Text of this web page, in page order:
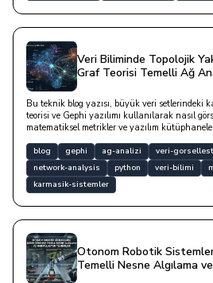
Veri Biliminde Topolojik
Graf Teorisi Temelli Ağ
Bu teknik blog yazısı, büyük veri setlerindeki
teorisi ve Gephi yazılımı kullanılarak nasıl
matematiksel metrikler ve yazılım
blog gephi ag-analizi veri-
network-analysis
python veri-bilimi
karmasik-sistemler
Otonom Robotik
Temelli Nesne Algılama